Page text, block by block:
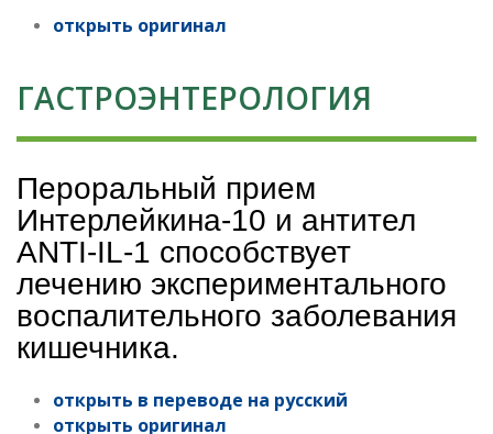
открыть оригинал
ГАСТРОЭНТЕРОЛОГИЯ
Пероральный прием
Интерлейкина-10 и антител
ANTI-IL-1 способствует
лечению экспериментального
воспалительного заболевания
кишечника.
открыть в переводе на русский
открыть оригинал